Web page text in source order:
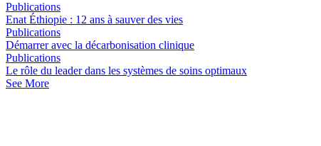
Publications
Enat Éthiopie : 12 ans à sauver des vies
Publications
Démarrer avec la décarbonisation clinique
Publications
Le rôle du leader dans les systèmes de soins optimaux
See More